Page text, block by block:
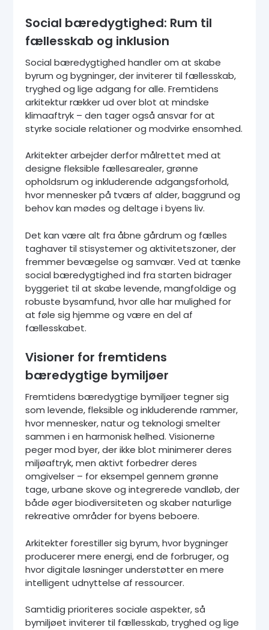
Social bæredygtighed: Rum til
fællesskab og inklusion
Social bæredygtighed handler om at skabe
byrum og bygninger, der inviterer til fællesskab,
tryghed og lige adgang for alle. Fremtidens
arkitektur rækker ud over blot at mindske
klimaaftryk – den tager også ansvar for at
styrke sociale relationer og modvirke ensomhed.
Arkitekter arbejder derfor målrettet med at
designe fleksible fællesarealer, grønne
opholdsrum og inkluderende adgangsforhold,
hvor mennesker på tværs af alder, baggrund og
behov kan mødes og deltage i byens liv.
Det kan være alt fra åbne gårdrum og fælles
taghaver til stisystemer og aktivitetszoner, der
fremmer bevægelse og samvær. Ved at tænke
social bæredygtighed ind fra starten bidrager
byggeriet til at skabe levende, mangfoldige og
robuste bysamfund, hvor alle har mulighed for
at føle sig hjemme og være en del af
fællesskabet.
Visioner for fremtidens
bæredygtige bymiljøer
Fremtidens bæredygtige bymiljøer tegner sig
som levende, fleksible og inkluderende rammer,
hvor mennesker, natur og teknologi smelter
sammen i en harmonisk helhed. Visionerne
peger mod byer, der ikke blot minimerer deres
miljøaftryk, men aktivt forbedrer deres
omgivelser – for eksempel gennem grønne
tage, urbane skove og integrerede vandløb, der
både øger biodiversiteten og skaber naturlige
rekreative områder for byens beboere.
Arkitekter forestiller sig byrum, hvor bygninger
producerer mere energi, end de forbruger, og
hvor digitale løsninger understøtter en mere
intelligent udnyttelse af ressourcer.
Samtidig prioriteres sociale aspekter, så
bymiljøet inviterer til fællesskab, tryghed og lige